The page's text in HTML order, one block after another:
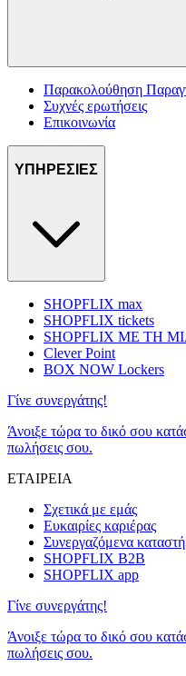
Παρακολούθηση
Συχνές ερωτήσεις
Επικοινωνία
ΥΠΗΡΕΣΙΕΣ
SHOPFLIX max
SHOPFLIX tickets
SHOPFLIX ΜΕ ΤΗ
Clever Point
BOX NOW Lockers
Γίνε συνεργάτης!
Άνοιξε τώρα το δικό σου
πωλήσεις σου.
ΕΤΑΙΡΕΙΑ
Σχετικά με εμάς
Ευκαιρίες καριέρας
Συνεργαζόμενα
SHOPFLIX B2B
SHOPFLIX app
Γίνε συνεργάτης!
Άνοιξε τώρα το δικό σου
πωλήσεις σου.